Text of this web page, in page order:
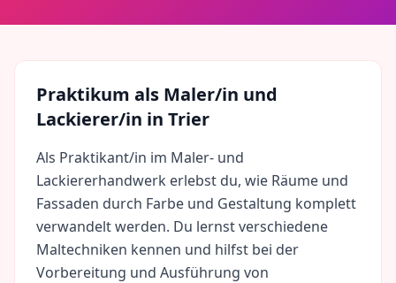
Praktikum als Maler/in und
Lackierer/in in Trier
Als Praktikant/in im Maler- und
Lackiererhandwerk erlebst du, wie Räume und
Fassaden durch Farbe und Gestaltung komplett
verwandelt werden. Du lernst verschiedene
Maltechniken kennen und hilfst bei der
Vorbereitung und Ausführung von